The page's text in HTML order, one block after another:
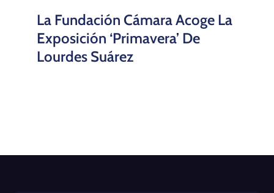
La Fundación Cámara Acoge La
Exposición ‘Primavera’ De
Lourdes Suárez